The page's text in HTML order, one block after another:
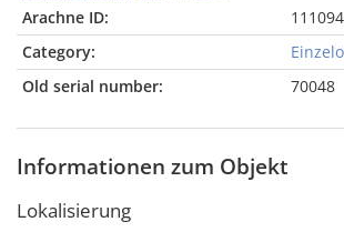
Arachne ID:
Category:
Old serial number:
70048
Informationen zum Objekt
Lokalisierung